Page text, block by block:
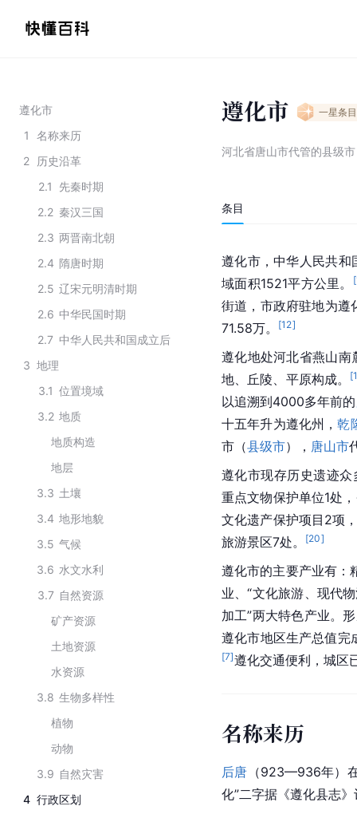
遵化市
1
名称来历
2
历史沿革
2.1
先秦时期
2.2 秦汉三国
2.3 两晋南北朝
2.4 隋唐时期
2.5 辽宋元明清时期
2.6 中华民国时期
2.7 中华人民共和国成立后
3 地理
3.1 位置境域
3.2 地质
地质构造
地层
3.3 土壤
3.4 地形地貌
3.5 气候
3.6 水文水利
3.7 自然资源
矿产资源
土地资源
水资源
3.8 生物多样性
植物
动物
3.9 自然灾害
4 行政区划
遵化市 一星条目
河北省唐山市代管的县级市
条目
遵化市，中华人民共和
域面积1521平方公里。
[
街道，市政府驻地为遵
71.58万。
[12]
遵化地处河北省燕山南
地、
丘陵 、平原构成。 [
以追溯到4000多年前的
十五年升为遵化州，乾
市（县级市）， 唐山市
遵化市现存历史遗迹
重点文物保护单位1处
文化遗产保护项目2项
旅游景区7处。
[20]
遵化市的主要产业有：
业、“文化旅游、现代
加工”两大特色产业。
遵化市地区生产总值完
[7]遵化交通便利，城区
名称来历
后唐 （923—936年）
化”二字据《遵化县志